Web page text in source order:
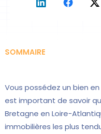
SOMMAIRE
Vous possédez un bien en
est important de savoir
Bretagne en Loire-
immobilières les plus